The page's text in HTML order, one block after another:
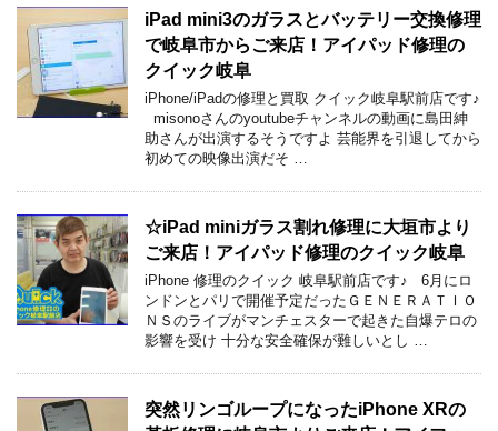
iPad mini3のガラスとバッテリー交換修理
で岐阜市からご来店！アイパッド修理の
クイック岐阜
iPhone/iPadの修理と買取 クイック岐阜駅前店です♪
misonoさんのyoutubeチャンネルの動画に島田紳
助さんが出演するそうですよ 芸能界を引退してから
初めての映像出演だそ …
☆iPad miniガラス割れ修理に大垣市より
ご来店！アイパッド修理のクイック岐阜
iPhone 修理のクイック 岐阜駅前店です♪ 6月にロ
ンドンとパリで開催予定だったＧＥＮＥＲＡＴＩＯ
ＮＳのライブがマンチェスターで起きた自爆テロの
影響を受け 十分な安全確保が難しいとし …
突然リンゴループになったiPhone XRの